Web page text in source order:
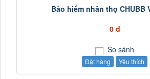
Bảo hiểm nhân thọ CHUBB
0 đ
So sánh
Đặt hàng Yêu thích